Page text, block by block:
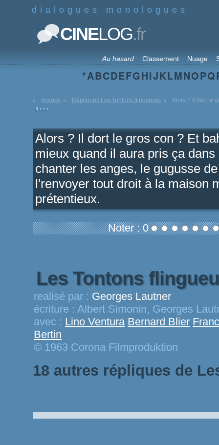
dialogues monologues
CINELOG.fr
Au hasard Classement Nuage
*ABCDEFGHIJKLMNOPQ
Accueil Répliques Les Tontons flingueurs Alors ? Il dort le
Alors ? Il dort le gros con ? Et
mieux quand il aura pris ça
chanter les anges, le gugusse
l'renvoyer tout droit à la maison
prétentieux.
Noter : 0
Les Tontons
realisé par : Georges Lautner
écriture : Albert Simonin, Georges
avec : Lino Ventura Bernard Blier
Bertin
© 1963 Corona Filmproduktion
18 autres répliques de